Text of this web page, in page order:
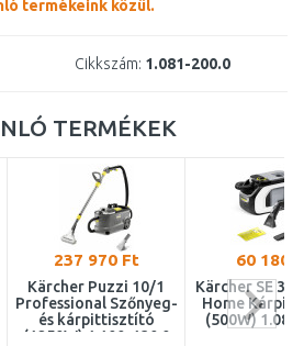
termékeink közül.
Cikkszám: 1.081-200.0
TERMÉKEK
237 970 Ft
Kärcher Puzzi 10/1
Professional Szőnyeg-
és kárpittisztító
(1250W) 1.100-130.0
60 180
Kärcher SE 3
Home
(500W)